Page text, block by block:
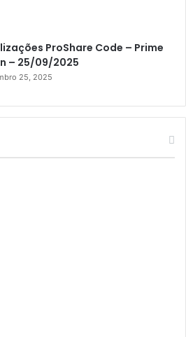
Qi
Qi Lite
ProShare Code – Prime
– 25/09/2025
25, 2025